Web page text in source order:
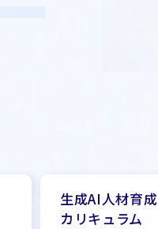
生成AI人材育成
カリキュラム